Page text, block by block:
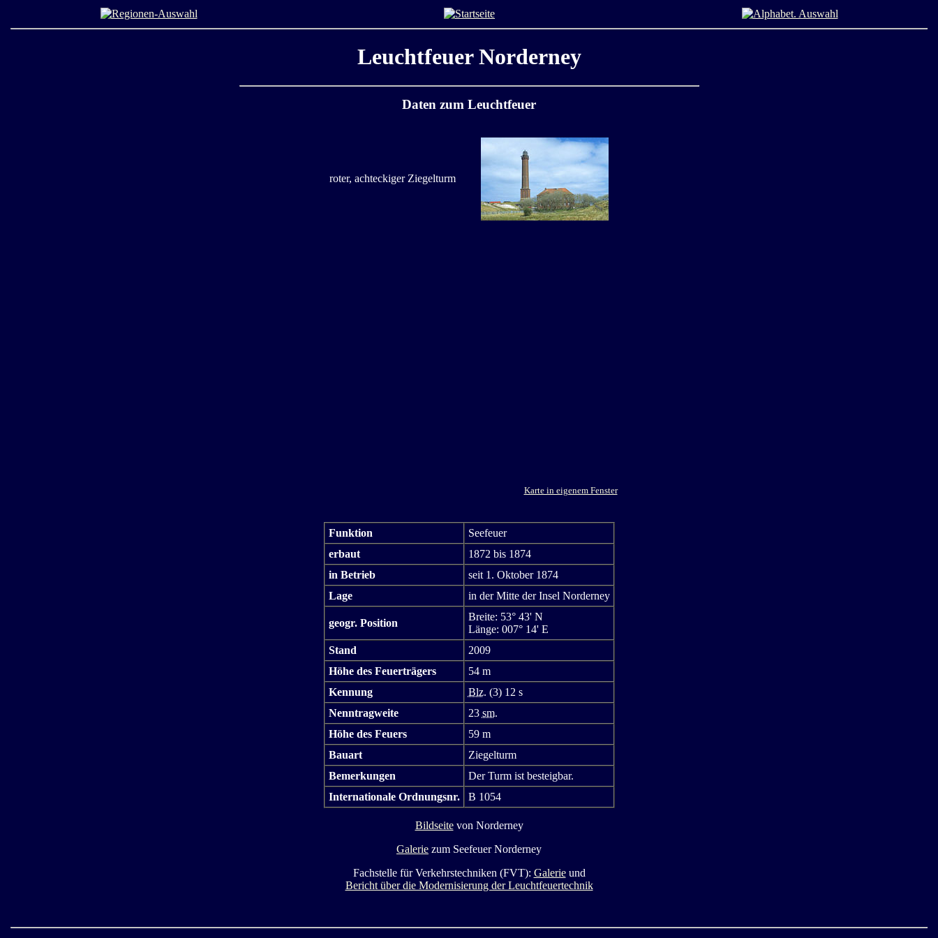
Leuchtfeuer Norderney
Daten zum Leuchtfeuer
roter, achteckiger Ziegelturm
Karte in eigenem Fenster
Funktion
Seefeuer
erbaut
1872 bis 1874
in Betrieb
seit 1. Oktober 1874
Lage
in der Mitte der Insel Norderney
geogr. Position
Breite: 53° 43' N
Länge: 007° 14' E
Stand
2009
Höhe des Feuerträgers
54 m
Kennung
Blz. (3) 12 s
Nenntragweite
23 sm.
Höhe des Feuers
59 m
Bauart
Ziegelturm
Bemerkungen
Der Turm ist besteigbar.
Internationale Ordnungsnr.
B 1054
Bildseitevon Norderney
Galerie zum Seefeuer Norderney
Fachstelle für Verkehrstechniken (FVT): Galerieund
Bericht über die Modernisierung der Leuchtfeuertechnik